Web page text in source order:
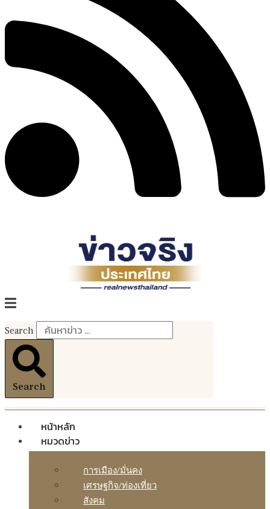
Search
Search
หน้าหลัก
หมวดข่าว
การเมือง/มั่นคง
เศรษฐกิจ/ท่องเที่ยว
สังคม